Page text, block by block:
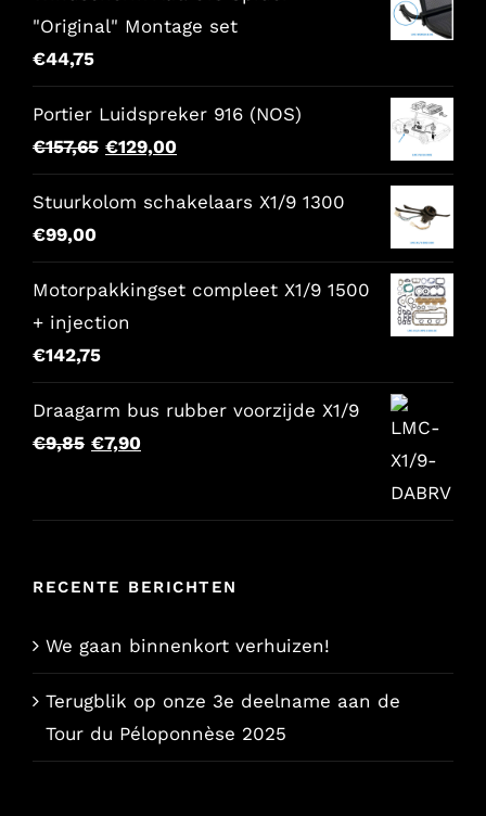
"Original" Montage set
€44,75
Portier Luidspreker 916 (NOS)
€157,65 Oorspronkelijke
prijs
was:
€129,00Huidige
prijs
is:
Stuurkolom schakelaars X1/9 1300
€99,00
Motorpakkingset compleet X1/9 1500
+ injection
€142,75
Draagarm bus rubber voorzijde X1/9
€9,85 Oorspronkelijke
€7,90Huidige
RECENTE BERICHTEN
We gaan binnenkort verhuizen!
Terugblik op onze 3e deelname aan de
Tour du Péloponnèse 2025